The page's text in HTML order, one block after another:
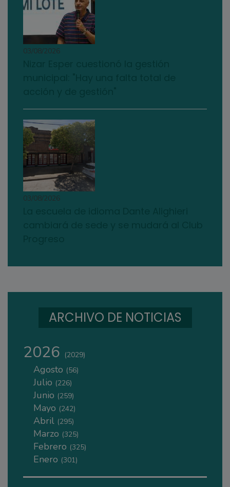
03/08/2026
03/08/2026
ARCHIVO DE NOTICIAS
2026 (2029)
Agosto (56)
Julio (226)
Junio (259)
Mayo (242)
Abril (295)
Marzo (325)
Febrero (325)
Enero (301)